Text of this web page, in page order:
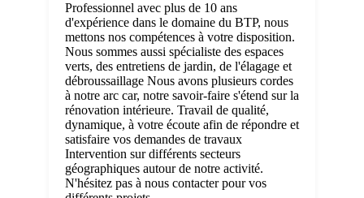
Professionnel avec plus de 10 ans
d'expérience dans le domaine du BTP, nous
mettons nos compétences à votre disposition.
Nous sommes aussi spécialiste des espaces
verts, des entretiens de jardin, de l'élagage et
débroussaillage Nous avons plusieurs cordes
à notre arc car, notre savoir-faire s'étend sur la
rénovation intérieure. Travail de qualité,
dynamique, à votre écoute afin de répondre et
satisfaire vos demandes de travaux
Intervention sur différents secteurs
géographiques autour de notre activité.
N'hésitez pas à nous contacter pour vos